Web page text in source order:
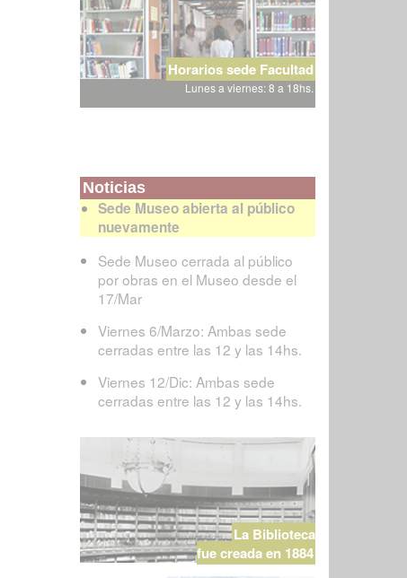
Horarios sede Facultad
Lunes a viernes: 8 a 18hs.
Noticias
Sede Museo abierta al público
nuevamente
Sede Museo cerrada al público
por obras en el Museo desde el
17/Mar
Viernes 6/Marzo: Ambas sede
cerradas entre las 12 y las 14hs.
Viernes 12/Dic: Ambas sede
cerradas entre las 12 y las 14hs.
La Biblioteca
fue creada en 1884